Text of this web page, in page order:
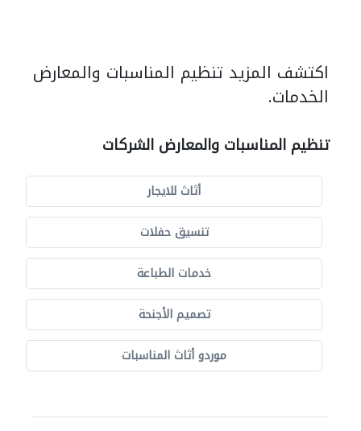
اكتشف المزيد تنظيم المناسبات والمعارض
الخدمات.
تنظيم المناسبات والمعارض الشركات
أثاث للايجار
تنسيق حفلات
خدمات الطباعة
تصميم الأجنحة
موردو أثاث المناسبات